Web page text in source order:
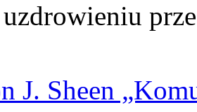
J. Sheen